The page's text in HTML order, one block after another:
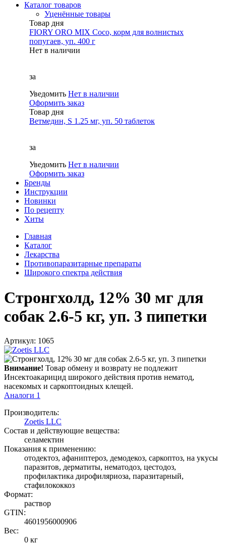
Каталог товаров
Уценённые товары
Товар дня
FIORY ORO MIX Coco, корм для волнистых
попугаев, уп. 400 г
Нет в наличии
за
Уведомить Нет в наличии
Оформить заказ
Товар дня
Ветмедин, S 1.25 мг, уп. 50 таблеток
за
Уведомить Нет в наличии
Оформить заказ
Бренды
Инструкции
Новинки
По рецепту
Хиты
Главная
Каталог
Лекарства
Противопаразитарные препараты
Широкого спектра действия
Стронгхолд, 12% 30 мг для
собак 2.6-5 кг, уп. 3 пипетки
Артикул: 1065
Внимание! Товар обмену и возврату не подлежит
Инсектоакарицид широкого действия против нематод,
насекомых и саркоптоидных клещей.
Аналоги 1
Производитель:
Zoetis LLC
Состав и действующие вещества:
селамектин
Показания к применению:
отодектоз, афаниптероз, демодекоз, саркоптоз, на укусы
паразитов, дерматиты, нематодоз, цестодоз,
профилактика дирофиляриоза, паразитарный,
стафилококкоз
Формат:
раствор
GTIN:
4601956000906
Вес:
0 кг